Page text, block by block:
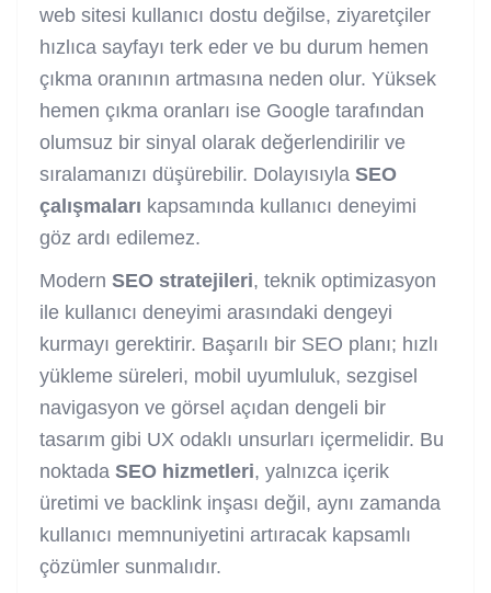
web sitesi kullanıcı dostu değilse, ziyaretçiler
hızlıca sayfayı terk eder ve bu durum hemen
çıkma oranının artmasına neden olur. Yüksek
hemen çıkma oranları ise Google tarafından
olumsuz bir sinyal olarak değerlendirilir ve
sıralamanızı düşürebilir. Dolayısıyla SEO
çalışmaları kapsamında kullanıcı deneyimi
göz ardı edilemez.
Modern SEO stratejileri, teknik optimizasyon
ile kullanıcı deneyimi arasındaki dengeyi
kurmayı gerektirir. Başarılı bir SEO planı; hızlı
yükleme süreleri, mobil uyumluluk, sezgisel
navigasyon ve görsel açıdan dengeli bir
tasarım gibi UX odaklı unsurları içermelidir. Bu
noktada SEO hizmetleri, yalnızca içerik
üretimi ve backlink inşası değil, aynı zamanda
kullanıcı memnuniyetini artıracak kapsamlı
çözümler sunmalıdır.